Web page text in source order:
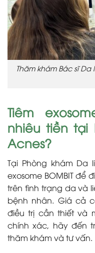
Thăm khám Bác sĩ
Tiêm
nhiêu tiền tại
Acnes?
Tại Phòng khám Da
exosome BOMBIT để
trên tình trạng da và
bệnh nhân. Giá cả
điều trị cần thiết và
chính xác, hãy đến
thăm khám và tư vấn.